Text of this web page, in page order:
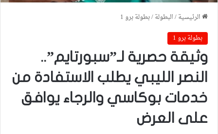
الرئيسية/البطولة/بطولة برو 1
بطولة برو 1
وثيقة حصرية لـ”سبورتايم”..
النصر الليبي يطلب الاستفادة من
خدمات بوكاسي والرجاء يوافق
على العرض